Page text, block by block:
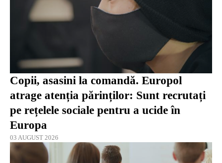
Copii, asasini la comandă. Europol
atrage atenția părinților: Sunt recrutați
pe rețelele sociale pentru a ucide în
Europa
03 AUGUST 2026